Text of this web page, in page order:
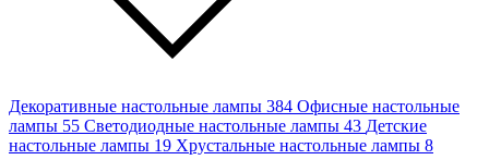
Декоративные настольные лампы 384 Офисные настольные
лампы 55 Светодиодные настольные лампы 43 Детские
настольные лампы 19 Хрустальные настольные лампы 8